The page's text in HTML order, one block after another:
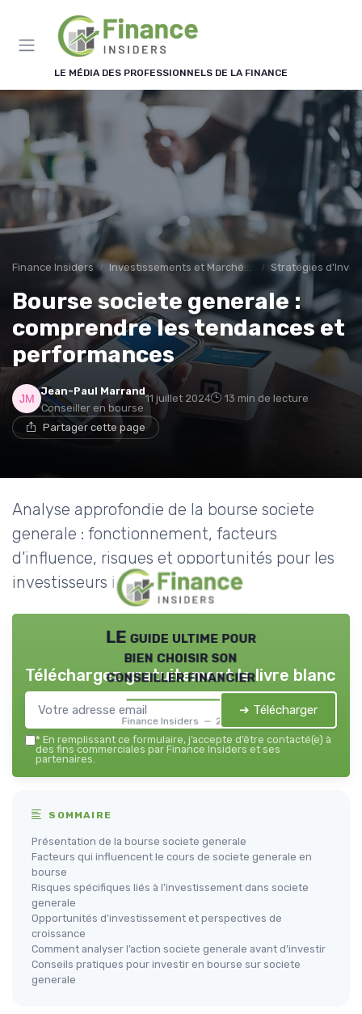
LE MÉDIA DES PROFESSIONNELS DE LA FINANCE
Finance Insiders Investissements et Marchés Financiers Stratégies
Bourse societe generale :
comprendre les tendances et
performances
Jean-Paul Marrand
Conseiller en bourse
11 juillet 2024 13 min de lecture
Partager cette page
Analyse approfondie de la bourse societe
generale : fonctionnement, facteurs
d’influence, risques et opportunités pour les
investisseurs individuels.
LE guide ultime pour
bien choisir son
conseiller financier
Finance Insiders — 2026
Téléchargez gratuitement le livre blanc
➔ Télécharger
* En remplissant ce formulaire, j’accepte d’être contacté(e) à
des fins commerciales par Finance Insiders et ses
partenaires.
SOMMAIRE
Présentation de la bourse societe generale
Facteurs qui influencent le cours de societe generale en
bourse
Risques spécifiques liés à l’investissement dans societe
generale
Opportunités d’investissement et perspectives de
croissance
Comment analyser l’action societe generale avant d’investir
Conseils pratiques pour investir en bourse sur societe
generale